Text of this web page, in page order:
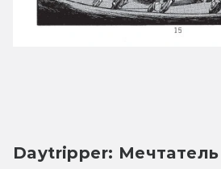
Daytripper: Мечтатель